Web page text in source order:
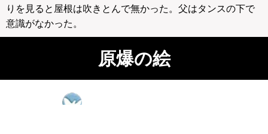
りを見ると屋根は吹きとんで無かった。父はタンスの下で
意識がなかった。
原爆の絵